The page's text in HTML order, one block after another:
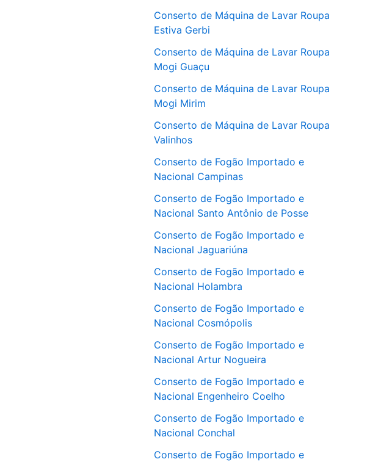
Conserto de Máquina de Lavar Roupa
Estiva Gerbi
Conserto de Máquina de Lavar Roupa
Mogi Guaçu
Conserto de Máquina de Lavar Roupa
Mogi Mirim
Conserto de Máquina de Lavar Roupa
Valinhos
Conserto de Fogão Importado e
Nacional Campinas
Conserto de Fogão Importado e
Nacional Santo Antônio de Posse
Conserto de Fogão Importado e
Nacional Jaguariúna
Conserto de Fogão Importado e
Nacional Holambra
Conserto de Fogão Importado e
Nacional Cosmópolis
Conserto de Fogão Importado e
Nacional Artur Nogueira
Conserto de Fogão Importado e
Nacional Engenheiro Coelho
Conserto de Fogão Importado e
Nacional Conchal
Conserto de Fogão Importado e